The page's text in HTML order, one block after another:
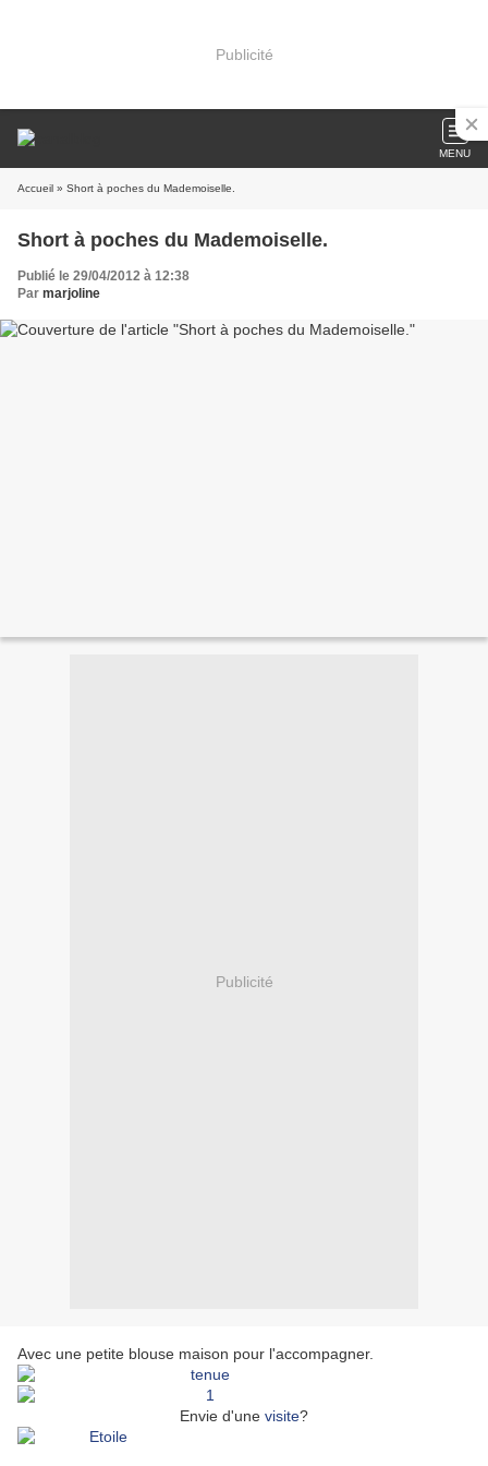
Publicité
MENU
Accueil » Short à poches du Mademoiselle.
Short à poches du Mademoiselle.
Publié le 29/04/2012 à 12:38
Par marjoline
Publicité
Avec une petite blouse maison pour l'accompagner.
Envie d'une visite?